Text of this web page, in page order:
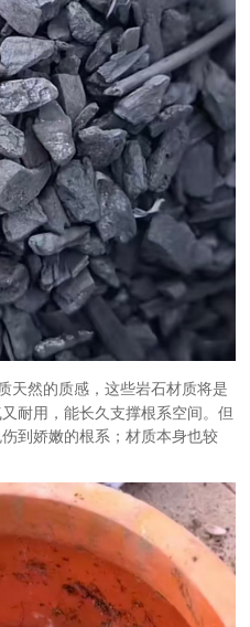
天然的质感，这些岩石材质将是
耐用，能长久支撑根系空间。但
到娇嫩的根系；材质本身也较